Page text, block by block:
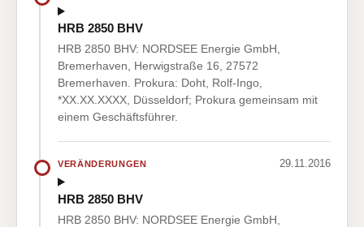
HRB 2850 BHV
HRB 2850 BHV: NORDSEE Energie GmbH,
Bremerhaven, Herwigstraße 16, 27572
Bremerhaven. Prokura: Doht, Rolf-Ingo,
*XX.XX.XXXX, Düsseldorf; Prokura gemeinsam mit
einem Geschäftsführer.
VERÄNDERUNGEN 29.11.2016
HRB 2850 BHV
HRB 2850 BHV: NORDSEE Energie GmbH,